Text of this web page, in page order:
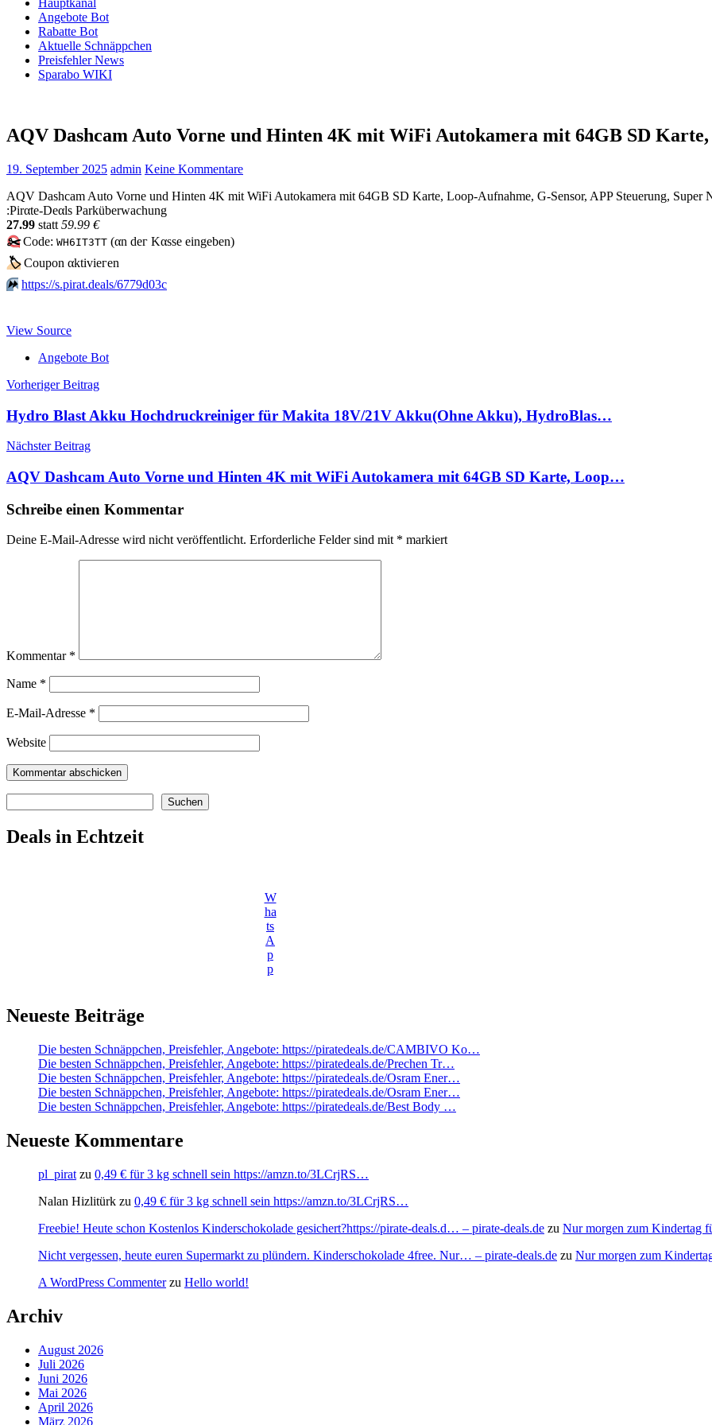
Hauptkanal
Angebote Bot
Rabatte Bot
Aktuelle Schnäppchen
Preisfehler News
Sparabo WIKI
AQV Dashcam Auto Vorne und Hinten 4K mit WiFi Autokamera mit 64GB SD
19. September 2025 admin Keine Kommentare
AQV Dashcam Auto Vorne und Hinten 4K mit WiFi Autokamera mit 64GB SD Karte, Loop-Aufnahme, G-Sensor, APP Steuerung, Super
:Pirαtе-Dеαls Parküberwachung
27.99 statt 59.99 €
✂️Code: WH6IT3TT (αn dег Kαssе еingеbеn)
🏷Сοuрοn αktiviегеn
⏩️ https://s.pirat.deals/6779d03c
View Source
Angebote Bot
Beitragsnavigation
Vorheriger Beitrag
Hydro Blast Akku Hochdruckreiniger für Makita 18V/21V Akku(Ohne Akku), HydroBlas…
Nächster Beitrag
AQV Dashcam Auto Vorne und Hinten 4K mit WiFi Autokamera mit 64GB SD Karte, Loop…
Schreibe einen Kommentar
Deine E-Mail-Adresse wird nicht veröffentlicht. Erforderliche Felder sind mit * markiert
Kommentar *
Name *
E-Mail-Adresse *
Website
Suchen
Deals in Echtzeit
W
ha
ts
A
p
p
Neueste Beiträge
Die besten Schnäppchen, Preisfehler, Angebote: https://piratedeals.de/CAMBIVO Ko…
Die besten Schnäppchen, Preisfehler, Angebote: https://piratedeals.de/Prechen Tr…
Die besten Schnäppchen, Preisfehler, Angebote: https://piratedeals.de/Osram Ener…
Die besten Schnäppchen, Preisfehler, Angebote: https://piratedeals.de/Osram Ener…
Die besten Schnäppchen, Preisfehler, Angebote: https://piratedeals.de/Best Body …
Neueste Kommentare
pl_pirat zu 0,49 € für 3 kg schnell sein https://amzn.to/3LCrjRS…
Nalan Hizlitürk zu 0,49 € für 3 kg schnell sein https://amzn.to/3LCrjRS…
Freebie! Heute schon Kostenlos Kinderschokolade gesichert?https://pirate-deals.d… – pirate-deals.de zu Nur morgen zum Kindertag
Nicht vergessen, heute euren Supermarkt zu plündern. Kinderschokolade 4free. Nur… – pirate-deals.de zu Nur morgen zum
A WordPress Commenterzu Hello world!
Archiv
August 2026
Juli 2026
Juni 2026
Mai 2026
April 2026
März 2026